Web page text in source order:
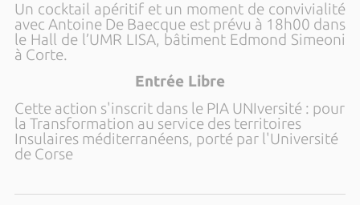
Un cocktail apéritif et un moment de convivialité
avec Antoine De Baecque est prévu à 18h00 dans
le Hall de l’UMR LISA, bâtiment Edmond Simeoni
à Corte.
Entrée Libre
Cette action s'inscrit dans le PIA UNIversité : pour
la Transformation au service des territoires
Insulaires méditerranéens, porté par l'Université
de Corse